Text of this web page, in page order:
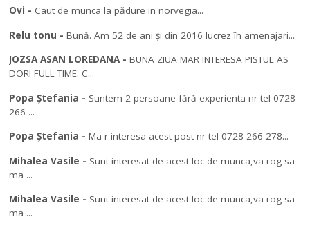
Ovi - Caut de munca la pădure in norvegia...
Relu tonu -Bună. Am 52 de ani și din 2016 lucrez în amenajari...
JOZSA ASAN LOREDANA-BUNA ZIUA MAR INTERESA PISTUL AS
DORI FULL TIME. C...
Popa Ștefania - Suntem 2 persoane fără experienta nr tel 0728
266 ...
Popa Ștefania -Ma-r interesa acest post nr tel 0728 266 278...
Mihalea Vasile - Sunt interesat de acest loc de munca,va rog sa
ma ...
Mihalea Vasile - Sunt interesat de acest loc de munca,va rog sa
ma ...